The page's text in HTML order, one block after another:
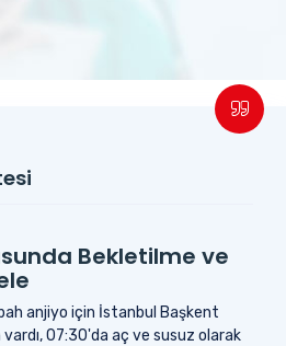
Bekletilme ve
anjiyo için İstanbul Başkent
07:30'da aç ve susuz olarak